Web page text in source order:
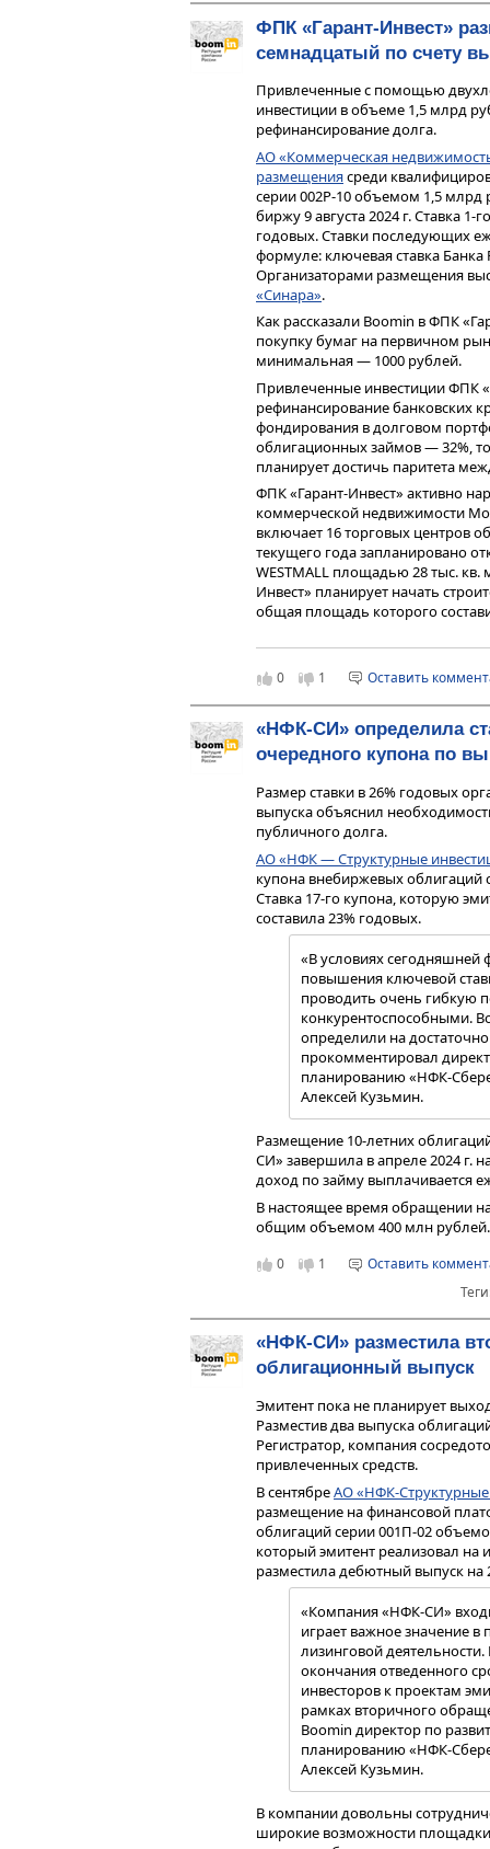
По словам аналитикаИК «Цифра
риск дефолтов-2024 участники
предложения. «Это заметно по
бумаг эмитентов с высокими
основным индексом
индексом облигаций повышенной
2%, то теперь — около 5%.
Эксперт отмечает, что
непосильным для
вполне способен превысить
убыточным. «Ухудшение
привлекательность эмитента в
с затруднениями в попытке
и наступает дефолт», —
«Всплеска дефолтов ждали
эмитенты держались, пока
допустимого». Массовые
а условия кредитования —
повышению ставки, которое
очередь объясняет соавтор
аналитик Алексей Ребров.
очень похожи. Во-первых,
полученные в агентствах с
Банка России — НКР и НРА.
ВВ-. «Фабрика Фаворит» не имела
Во-вторых, у всех компаний Z-
банкротства, разработанная
«Этот аналитический
снова показывает, что он
Отмечу, что «тревожная
редкое явление.
встречаю Z-счет в
статистическую модель
эмитентам ВДО», —
В-третьих, все утонувшие в
сектору экономики.
международными расчетами.
сложностям наименее
В-четверых, две из трех
ниже нормы —«Фабрика
ликвидность находилась в
В-пятых, два из трех эмитентов
денежный поток от операций
эти компании получили мощный
деятельности при наличии
отмечает Алексей Ребров.
«Очевидно, что исходная
генерацией денежного
путем налоговой
мошенничества в
член Совета Ассоциации
Александр Рыбин.
Практически всегда (кроме
приводит совокупность
Иванов. «Объединять в одну
реальный дефолт в 2024 г., явно
принципу «ну, не шмогла», а
ДКП) у «Фаворита» и «Ники».
поскольку главным фактором
он.
Дорога в один конец?
По данным Cbonds, с 2018 г., то
высокодоходных облигаций,
публичного долгового рынка.
смело отнести к ВДО. Пик
обязательства перед
эмитентов, правда, четыре из
Салават»— были связаны через
рынок в тот год дефолтыООО
платежи остановились по
рублей.
Прошлый год также оказался
Правда, один из них (СК
компании были частью одного
Как показывает анализ
неплатежеспособности
внешнеэкономические шоки
инвесторов вернуть свои
уходит в банкротство, а
ниже средней вакантности по
компании — удачное
долгосрочного сотрудничества.
ФПК «Гарант-Инвест»
семнадцатый по счету
Привлеченные с помощью
инвестиции в объеме 1,5 млрд
рефинансирование долга.
АО «Коммерческая
размещениясреди
серии 002Р-10 объемом 1,5
биржу 9 августа 2024 г. Ставка 1-
годовых. Ставки последующих
формуле: ключевая ставка
Организаторами размещения
«Синара».
Как рассказали Boomin в ФПК
покупку бумаг на первичном
минимальная — 1000 рублей.
Привлеченные инвестиции ФПК
рефинансирование банковских
фондирования в долговом
облигационных займов — 32%,
планирует достичь паритета
ФПК «Гарант-Инвест» активно
коммерческой недвижимости
включает 16 торговых центров
текущего года запланировано
WESTMALL площадью 28 тыс.
Инвест» планирует начать
общая площадь которого
человек. Показатель
значительно ниже среднего
до 9%). В ФПК «Гарант-Инвест»
вакантных площадей.
НКР в мае 2024 г. подтвердило
уровне BBB.ru со стабильным
находится шесть выпусков
14,5 млрд рублей.
0 1 Оставить
«НФК-СИ» определила
очередного купона по
Размер ставки в 26% годовых
выпуска объяснил
публичного долга.
АО «НФК — Структурные
купона внебиржевых облигаций
Ставка 17-го купона, которую
составила 23% годовых.
«В условиях сегодняшней
повышения ключевой
проводить очень гибкую
конкурентоспособными.
определили на
прокомментировал
планированию «НФК-
Алексей Кузьмин.
Размещение 10-летних
СИ» завершила в апреле 2024 г.
доход по займу выплачивается
В настоящее время обращении
общим объемом 400 млн рублей.
0 1
Оставить
«НФК-СИ» разместила
облигационный выпуск
Эмитент пока не планирует
Разместив два выпуска
Регистратор, компания
привлеченных средств.
В сентябреАО «НФК-Структурные
размещение на финансовой
облигаций серии 001П-02
который эмитент реализовал
разместила дебютный выпуск на
«Компания «НФК-СИ»
играет важное значение в
лизинговой
окончания отведенного
инвесторов к проектам
рамках вторичного
Boomin директор по
планированию «НФК-
Алексей Кузьмин.
В компании довольны
широкие возможности